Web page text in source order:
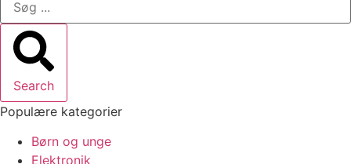
Search
Populære kategorier
Børn og unge
Elektronik